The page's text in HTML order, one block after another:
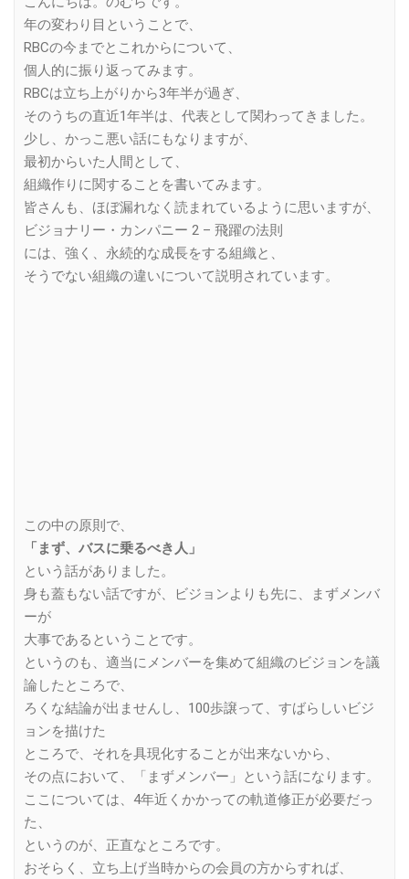
年の変わり目ということで、
RBCの今までとこれからについて、
個人的に振り返ってみます。
RBCは立ち上がりから3年半が過ぎ、
そのうちの直近1年半は、代表として関わってきました。
少し、かっこ悪い話にもなりますが、
最初からいた人間として、
組織作りに関することを書いてみます。
皆さんも、ほぼ漏れなく読まれているように思いますが、
ビジョナリー・カンパニー 2 – 飛躍の法則
には、強く、永続的な成長をする組織と、
そうでない組織の違いについて説明されています。
この中の原則で、
「まず、バスに乗るべき人」
という話がありました。
身も蓋もない話ですが、ビジョンよりも先に、まずメンバ
ーが
大事であるということです。
というのも、適当にメンバーを集めて組織のビジョンを議
論したところで、
ろくな結論が出ませんし、100歩譲って、すばらしいビジ
ョンを描けた
ところで、それを具現化することが出来ないから、
その点において、「まずメンバー」という話になります。
ここについては、4年近くかかっての軌道修正が必要だっ
た、
というのが、正直なところです。
おそらく、立ち上げ当時からの会員の方からすれば、